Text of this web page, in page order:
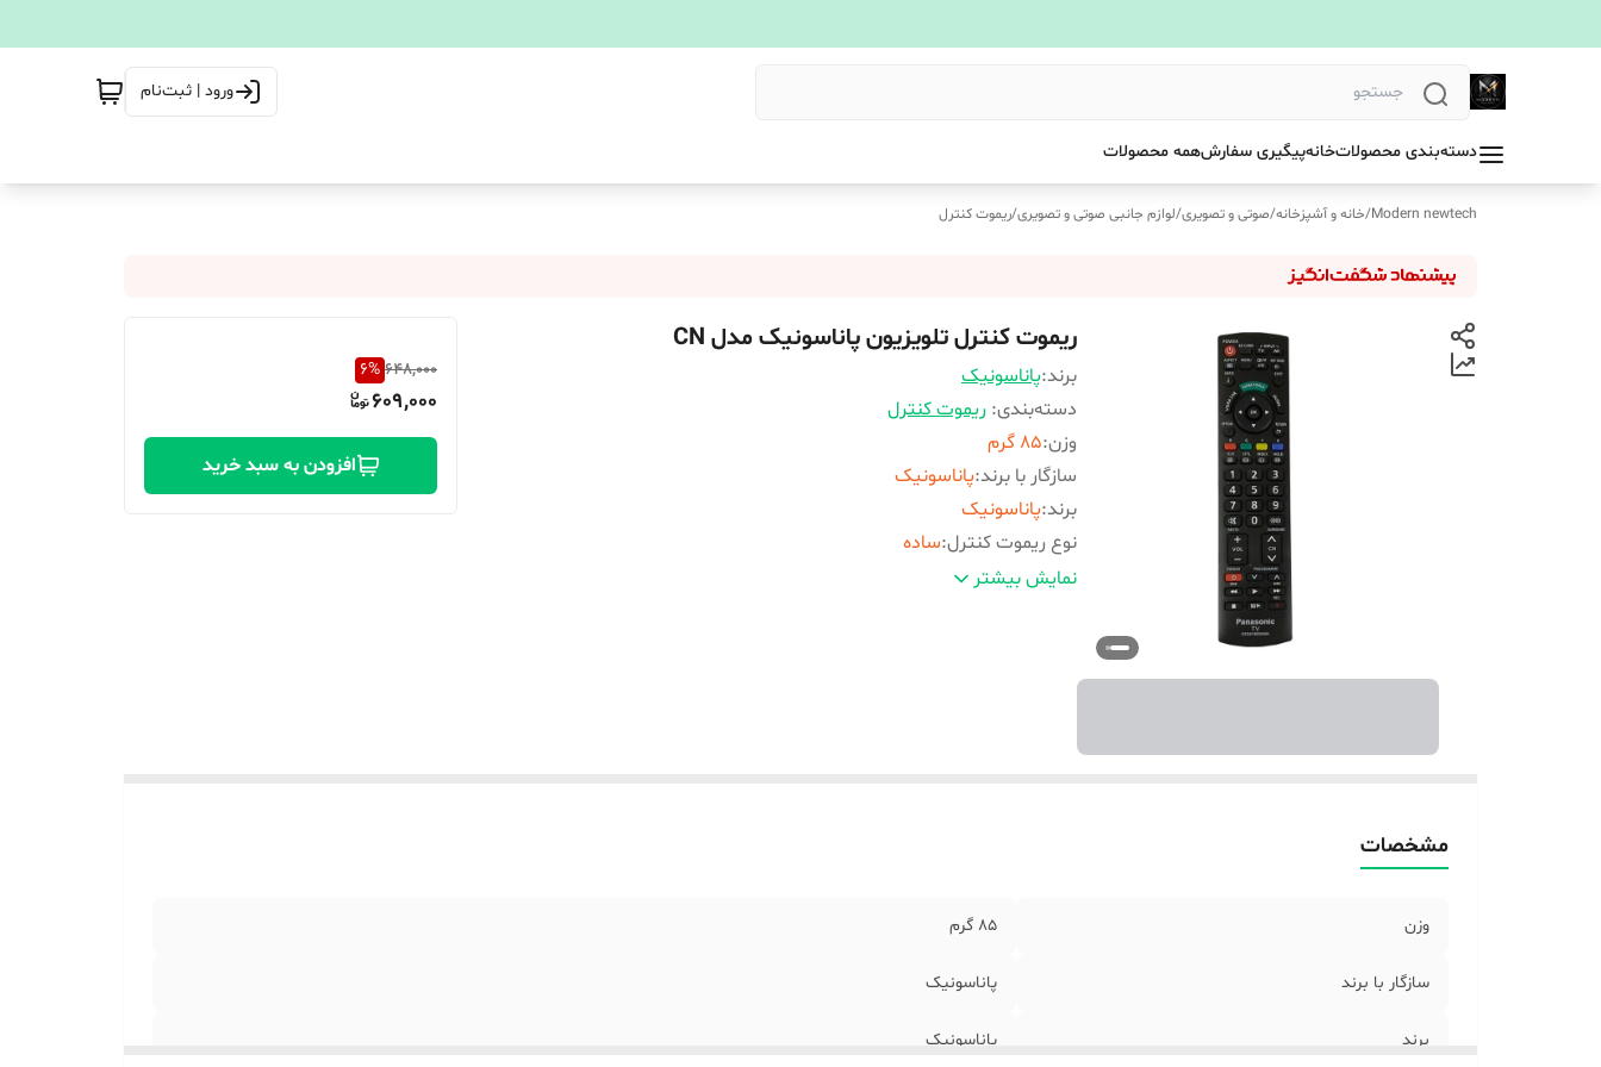
ورود | ثبت‌نام
دسته‌بندی محصولاتخانهپیگیری سفارشهمه محصولات
Modern newtech
/خانه و آشپزخانه/صوتی و تصویری/لوازم جانبی صوتی و تصویری/ریموت کنترل
ریموت کنترل تلویزیون پاناسونیک مدل CN
برند:پاناسونیک
دسته‌بندی: ریموت کنترل
وزن:85 گرم
سازگار با برند:پاناسونیک
برند:پاناسونیک
نوع ریموت کنترل:ساده
ابعاد: 22x5x2 سانتی‌متر
نمایش بیشتر
648,000
6%
609,000
افزودن به سبد خرید
مشخصات
وزن 85 گرم
سازگار با برند پاناسونیک
برند پاناسونیک